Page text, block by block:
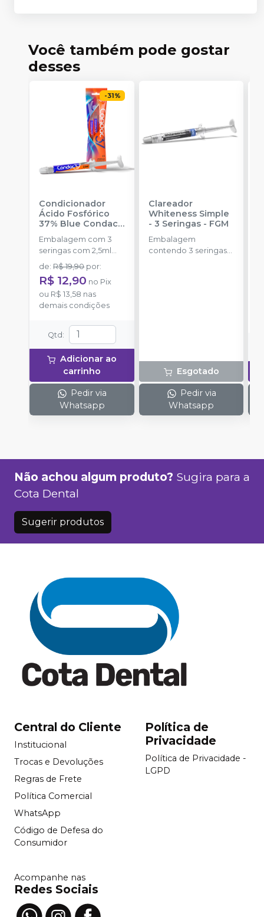
Você também pode gostar
desses
-31%
Condicionador
Ácido Fosfórico
37% Blue Condac-
FGM
Embalagem com 3
seringas com 2,5ml
cada uma e 3
ponteiras para
aplicação.
de:R$ 19,90 por:
R$ 12,90 no Pix
ou R$ 13,58 nas
demais condições
Qtd :
Adicionar ao
carrinho
Pedir via
Whatsapp
Clareador
Whiteness Simple
- 3 Seringas- FGM
Embalagem
contendo 3 seringas
Esgotado
Pedir via
Whatsapp
Não achou algum produto? Sugira para a
Cota Dental
Sugerir produtos
Central do Cliente
Institucional
Trocas e Devoluções
Regras de Frete
Política Comercial
WhatsApp
Código de Defesa do
Consumidor
Política de
Privacidade
Política de Privacidade -
LGPD
Acompanhe nas
Redes Sociais